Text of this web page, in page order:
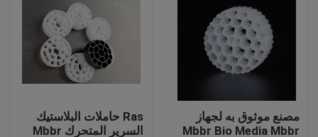
اطلب اقتباس
MBBR بيو ميديا
مصنع موثوق به لجهاز
Mbbr Bio Media Mbbr
Ras حاملات البلاستيك
السرير المتحرك Mbbr